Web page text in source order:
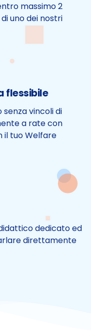
massimo 2
uno dei nostri
flessibile
vincoli di
a rate con
il tuo Welfare
dedicato ed
direttamente